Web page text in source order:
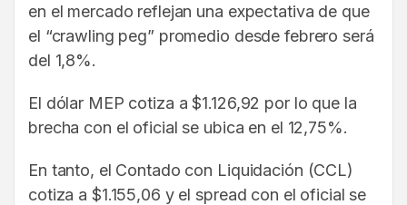
en el mercado reflejan una expectativa de que
el “crawling peg” promedio desde febrero será
del 1,8%.
El dólar MEP cotiza a $1.126,92 por lo que la
brecha con el oficial se ubica en el 12,75%.
En tanto, el Contado con Liquidación (CCL)
cotiza a $1.155,06 y el spread con el oficial se